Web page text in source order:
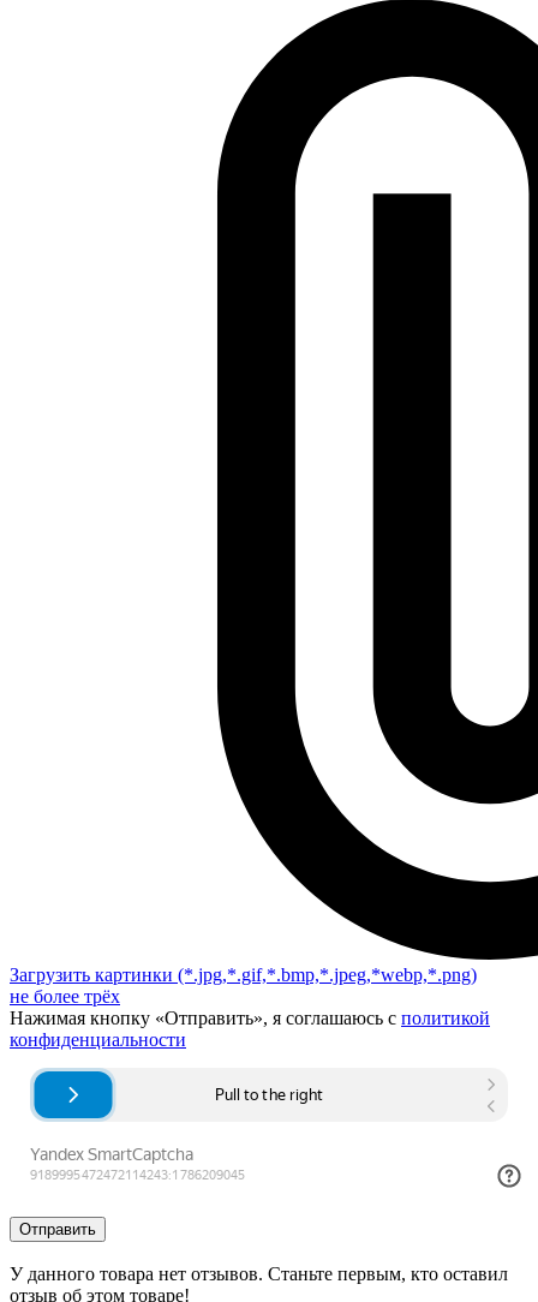
Загрузить картинки (*.jpg,*.gif,*.bmp,*.jpeg,*webp,*.png)
не более трёх
Нажимая кнопку «Отправить», я соглашаюсь с политикой
конфиденциальности
Отправить
У данного товара нет отзывов. Станьте первым, кто оставил
отзыв об этом товаре!